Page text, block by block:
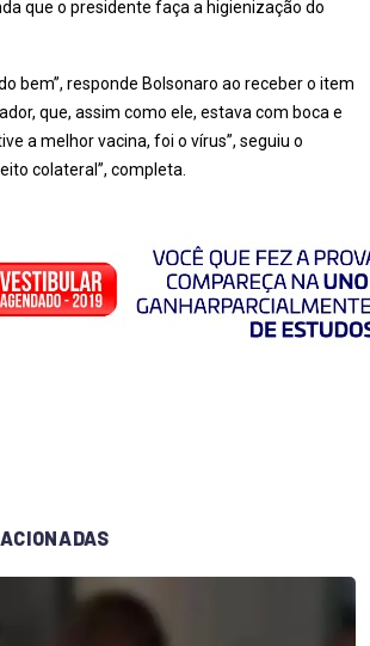
que o presidente faça a higienização do
bem”, responde Bolsonaro ao receber o item
que, assim como ele, estava com boca e
a melhor vacina, foi o vírus”, seguiu o
colateral”, completa.